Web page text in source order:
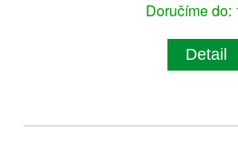
Doručíme do:
Detail